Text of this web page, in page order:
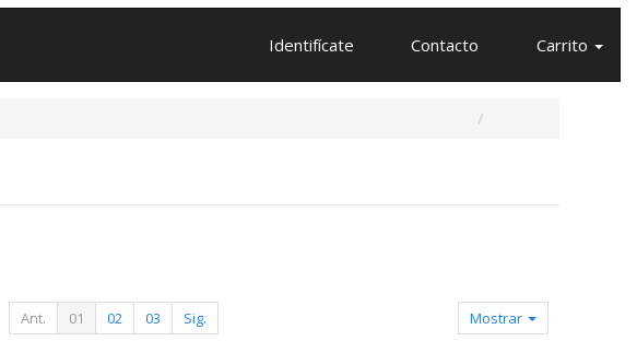
Identifícate Contacto Carrito
Ant. 01 02 03 Sig. Mostrar